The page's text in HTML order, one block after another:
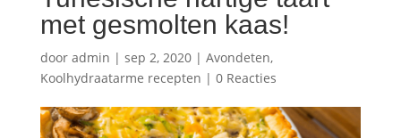
met gesmolten kaas!
door admin | sep 2, 2020| Avondeten,
Koolhydraatarme recepten | 0 Reacties